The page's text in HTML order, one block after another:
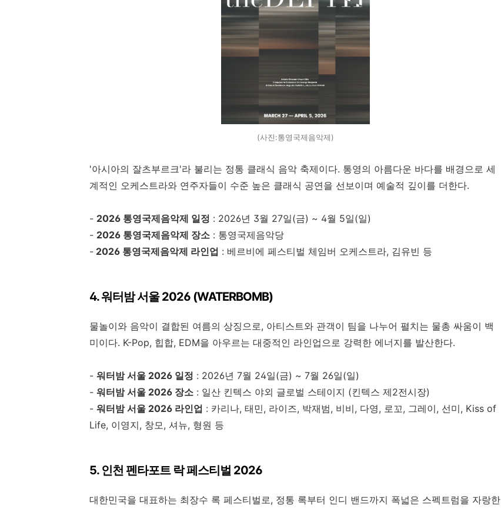
(사진:통영국제음악제)
'아시아의 잘츠부르크'라 불리는 정통 클래식 음악 축제이다. 통영의 아름다운 바다를 배경으로 세
계적인 오케스트라와 연주자들이 수준 높은 클래식 공연을 선보이며 예술적 깊이를 더한다.
- 2026 통영국제음악제 일정 : 2026년 3월 27일(금) ~ 4월 5일(일)
- 2026 통영국제음악제 장소 : 통영국제음악당
- 2026 통영국제음악제 라인업 : 베르비에 페스티벌 체임버 오케스트라, 김유빈 등
4. 워터밤 서울 2026 (WATERBOMB)
물놀이와 음악이 결합된 여름의 상징으로, 아티스트와 관객이 팀을 나누어 펼치는 물총 싸움이 백
미이다. K-Pop, 힙합, EDM을 아우르는 대중적인 라인업으로 강력한 에너지를 발산한다.
- 워터밤 서울 2026 일정 : 2026년 7월 24일(금) ~ 7월 26일(일)
- 워터밤 서울 2026 장소 : 일산 킨텍스 야외 글로벌 스테이지 (킨텍스 제2전시장)
- 워터밤 서울 2026 라인업 : 카리나, 태민, 라이즈, 박재범, 비비, 다영, 로꼬, 그레이, 선미, Kiss of
Life, 이영지, 창모, 셔뉴, 형원 등
5. 인천 펜타포트 락 페스티벌 2026
대한민국을 대표하는 최장수 록 페스티벌로, 정통 록부터 인디 밴드까지 폭넓은 스펙트럼을 자랑한